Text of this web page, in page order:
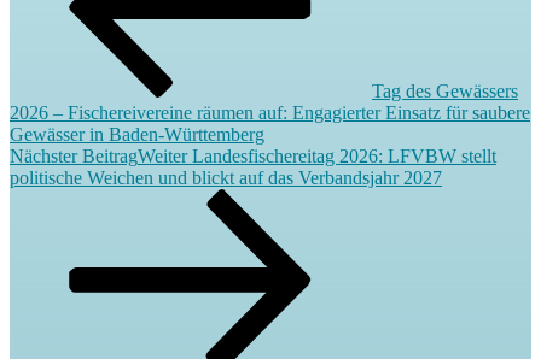
Tag des Gewässers
2026 – Fischereivereine räumen auf: Engagierter Einsatz für saubere
Gewässer in Baden-Württemberg
Nächster BeitragWeiter Landesfischereitag 2026: LFVBW stellt
politische Weichen und blickt auf das Verbandsjahr 2027